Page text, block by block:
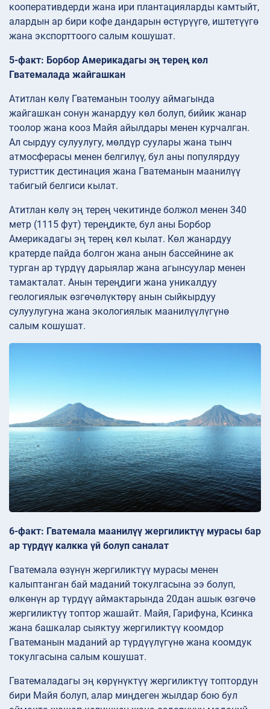
кооперативдерди жана ири плантацияларды камтыйт,
алардын ар бири кофе дандарын өстүрүүгө, иштетүүгө
жана экспорттоого салым кошушат.
5-факт: Борбор Америкадагы эң терең көл
Гватемалада жайгашкан
Атитлан көлү Гватеманын тоолуу аймагында
жайгашкан сонун жанардуу көл болуп, бийик жанар
тоолор жана кооз Майя айылдары менен курчалган.
Ал сырдуу сулуулугу, мөлдүр суулары жана тынч
атмосферасы менен белгилүү, бул аны популярдуу
туристтик дестинация жана Гватеманын маанилүү
табигый белгиси кылат.
Атитлан көлү эң терең чекитинде болжол менен 340
метр (1115 фут) тереңдикте, бул аны Борбор
Америкадагы эң терең көл кылат. Көл жанардуу
кратерде пайда болгон жана анын бассейнине ак
турган ар түрдүү дарыялар жана агынсуулар менен
тамакталат. Анын тереңдиги жана уникалдуу
геологиялык өзгөчөлүктөрү анын сыйкырдуу
сулуулугуна жана экологиялык маанилүүлүгүнө
салым кошушат.
6-факт: Гватемала маанилүү жергиликтүү мурасы бар
ар түрдүү калкка үй болуп саналат
Гватемала өзүнүн жергиликтүү мурасы менен
калыптанган бай маданий токулгасына ээ болуп,
өлкөнүн ар түрдүү аймактарында 20дан ашык өзгөчө
жергиликтүү топтор жашайт. Майя, Гарифуна, Ксинка
жана башкалар сыяктуу жергиликтүү коомдор
Гватеманын маданий ар түрдүүлүгүнө жана коомдук
токулгасына салым кошушат.
Гватемаладагы эң көрүнүктүү жергиликтүү топтордун
бири Майя болуп, алар миңдеген жылдар бою бул